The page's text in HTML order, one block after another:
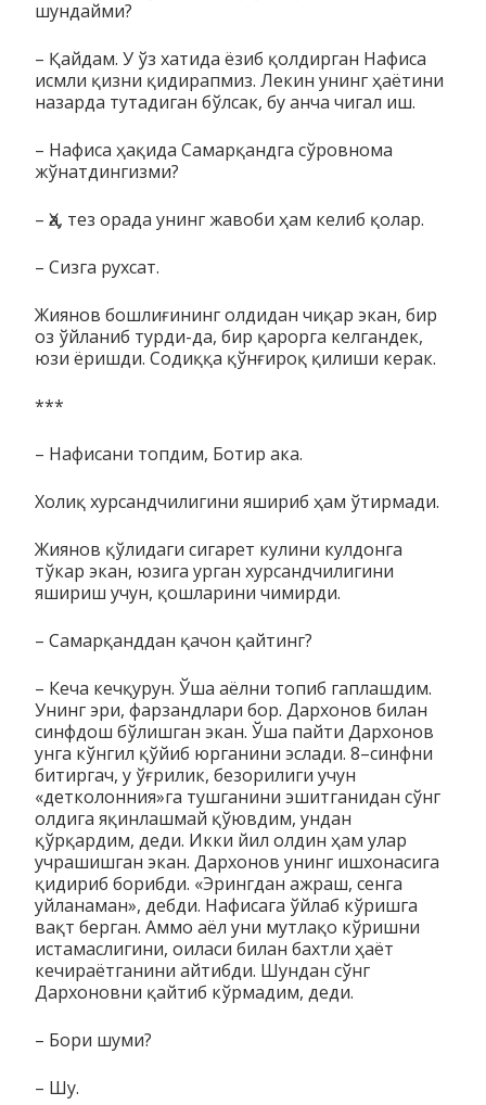
шундайми?
– Қайдам. У ўз хатида ёзиб қолдирган Нафиса
исмли қизни қидирапмиз. Лекин унинг ҳаётини
назарда тутадиган бўл­сак, бу анча чигал иш.
– Нафиса ҳақида Самарқандга сўровнома
жўнатдингизми?
– Ҳа, тез орада унинг жавоби ҳам келиб қолар.
– Сизга рухсат.
Жиянов бошлиғининг олдидан чиқар экан, бир
оз ўйланиб тур­ди-да, бир қарорга келгандек,
юзи ёришди. Содиққа қўнғироқ қилиши керак.
***
– Нафисани топдим, Ботир ака.
Холиқ хурсандчилигини яшириб ҳам ўтирмади.
Жиянов қўлидаги сигарет кулини кулдонга
тўкар экан, юзига урган хурсандчилигини
яшириш учун, қошларини чимирди.
– Самарқанддан қачон қайтинг?
– Кеча кечқурун. Ўша аёлни топиб гаплашдим.
Унинг эри, фар­зандлари бор. Дархонов билан
синфдош бўлишган экан. Ўша пайти Дархонов
унга кўнгил қўйиб юрганини эслади. 8–синфни
битиргач, у ўғрилик, безорилиги учун
«детколонния»га тушганини эшитганидан сўнг
олдига яқинлашмай қўювдим, ун­дан
қўрқардим, деди. Икки йил олдин ҳам улар
учрашишган экан. Дархонов унинг ишхонасига
қидириб борибди. «Эринг­дан ажраш, сенга
уйланаман», дебди. Нафисага ўйлаб кўришга
вақт берган. Аммо аёл уни мутлақо кўришни
иста­мас­лигини, оиласи билан бахтли ҳаёт
кечираётганини айтибди. Шундан сўнг
Дархоновни қайтиб кўрмадим, деди.
– Бори шуми?
– Шу.